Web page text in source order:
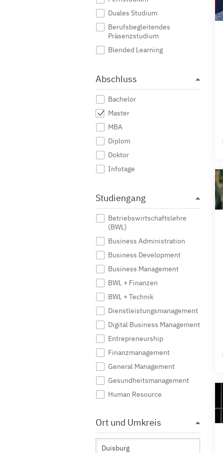
Duales Studium
Berufsbegleitendes
Präsenzstudium
Blended Learning
Abschluss
Bachelor
Master
MBA
Diplom
Doktor
Infotage
Studiengang
Betriebswirtschaftslehre
(BWL)
Business Administration
Business Development
Business Management
BWL + Finanzen
BWL + Technik
Dienstleistungsmanagement
Digital Business Management
Entrepreneurship
Finanzmanagement
General Management
Gesundheitsmanagement
Human Resource
Industrial Management
International Business
International Management
Ort und Umkreis